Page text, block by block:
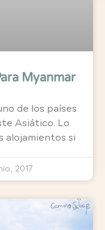
Myanmar
de los países
Asiático. Lo
alojamientos si
2017